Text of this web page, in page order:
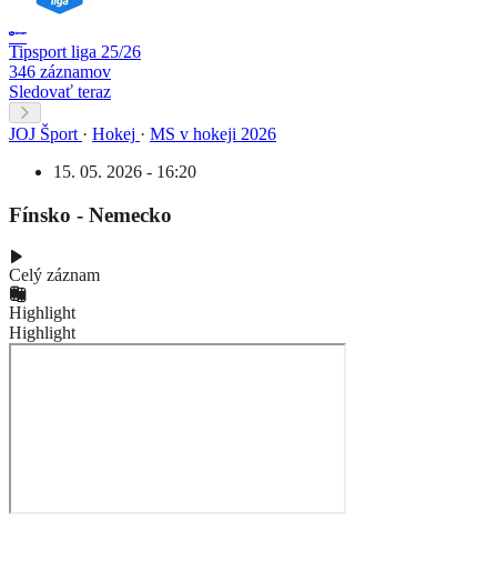
Tipsport liga 25/26
346 záznamov
Sledovať teraz
JOJ Šport · Hokej · MS v hokeji 2026
15. 05. 2026 - 16:20
Fínsko - Nemecko
Celý záznam
Highlight
Highlight